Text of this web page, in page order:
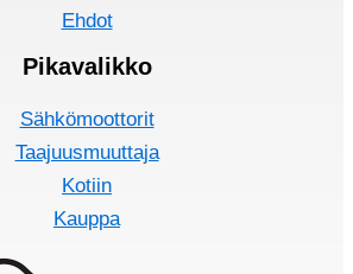
Ehdot
Pikavalikko
Sähkömoottorit
Taajuusmuuttaja
Kotiin
Kauppa